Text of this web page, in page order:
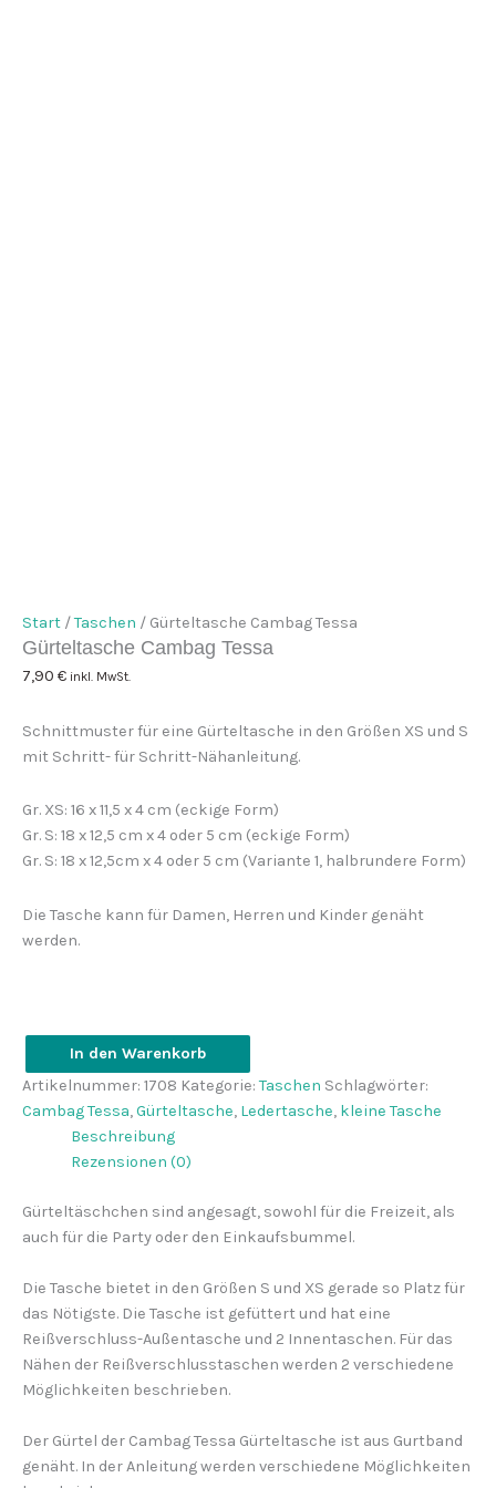
Start /Taschen / Gürteltasche Cambag Tessa
Gürteltasche Cambag Tessa
7,90 € inkl. MwSt.
Schnittmuster für eine Gürteltasche in den Größen XS und S
mit Schritt- für Schritt-Nähanleitung.
Gr. XS: 16 x 11,5 x 4 cm (eckige Form)
Gr. S: 18 x 12,5 cm x 4 oder 5 cm (eckige Form)
Gr. S: 18 x 12,5cm x 4 oder 5 cm (Variante 1, halbrundere Form)
Die Tasche kann für Damen, Herren und Kinder genäht
werden.
Gürteltasche
Cambag
Tessa
In den Warenkorb
Artikelnummer: 1708 Kategorie:Taschen Schlagwörter:
Cambag Tessa,Gürteltasche, Ledertasche, kleine Tasche
Beschreibung
Rezensionen (0)
Gürteltäschchen sind angesagt, sowohl für die Freizeit, als
auch für die Party oder den Einkaufsbummel.
Die Tasche bietet in den Größen S und XS gerade so Platz für
das Nötigste. Die Tasche ist gefüttert und hat eine
Reißverschluss-Außentasche und 2 Innentaschen. Für das
Nähen der Reißverschlusstaschen werden 2 verschiedene
Möglichkeiten beschrieben.
Der Gürtel der Cambag Tessa Gürteltasche ist aus Gurtband
genäht. In der Anleitung werden verschiedene Möglichkeiten